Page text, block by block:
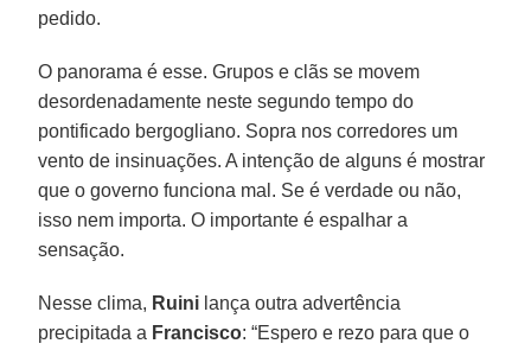
pedido.
O panorama é esse. Grupos e clãs se movem
desordenadamente neste segundo tempo do
pontificado bergogliano. Sopra nos corredores um
vento de insinuações. A intenção de alguns é mostrar
que o governo funciona mal. Se é verdade ou não,
isso nem importa. O importante é espalhar a
sensação.
Nesse clima, Ruini lança outra advertência
precipitada a Francisco: “Espero e rezo para que o